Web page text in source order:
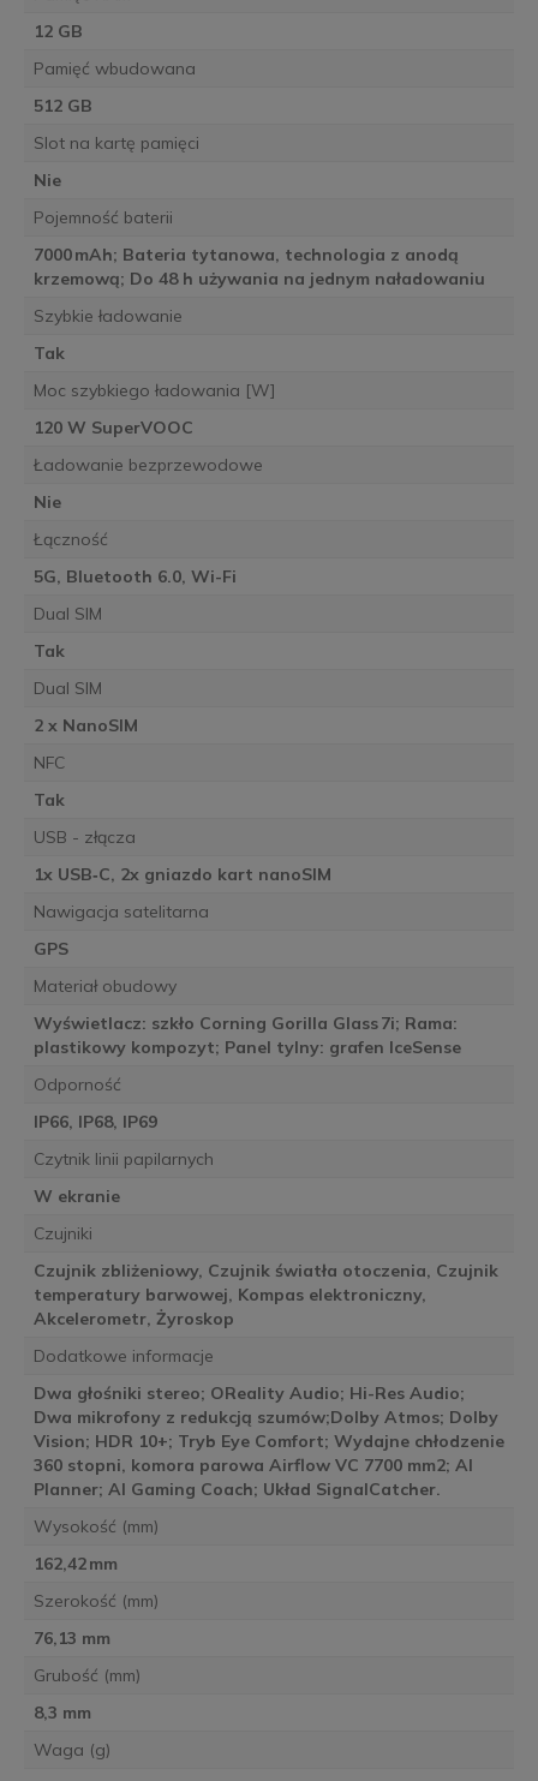
12 GB
Pamięć wbudowana
512 GB
Slot na kartę pamięci
Nie
Pojemność baterii
7000 mAh; Bateria tytanowa, technologia z anodą
krzemową; Do 48 h używania na jednym naładowaniu
Szybkie ładowanie
Tak
Moc szybkiego ładowania [W]
120 W SuperVOOC
Ładowanie bezprzewodowe
Nie
Łączność
5G, Bluetooth 6.0, Wi-Fi
Dual SIM
Tak
Dual SIM
2 x NanoSIM
NFC
Tak
USB - złącza
1x USB‑C, 2x gniazdo kart nanoSIM
Nawigacja satelitarna
GPS
Materiał obudowy
Wyświetlacz: szkło Corning Gorilla Glass 7i; Rama:
plastikowy kompozyt; Panel tylny: grafen IceSense
Odporność
IP66, IP68, IP69
Czytnik linii papilarnych
W ekranie
Czujniki
Czujnik zbliżeniowy, Czujnik światła otoczenia, Czujnik
temperatury barwowej, Kompas elektroniczny,
Akcelerometr, Żyroskop
Dodatkowe informacje
Dwa głośniki stereo; OReality Audio; Hi-Res Audio;
Dwa mikrofony z redukcją szumów;Dolby Atmos; Dolby
Vision; HDR 10+; Tryb Eye Comfort; Wydajne chłodzenie
360 stopni, komora parowa Airflow VC 7700 mm2; AI
Planner; AI Gaming Coach; Układ SignalCatcher.
Wysokość (mm)
162,42 mm
Szerokość (mm)
76,13 mm
Grubość (mm)
8,3 mm
Waga (g)